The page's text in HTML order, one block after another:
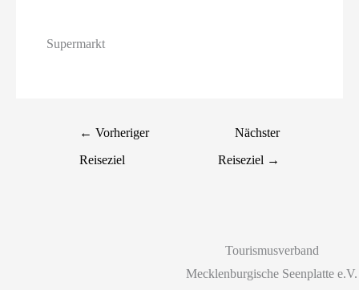
Supermarkt
← Vorheriger
Reiseziel
Nächster
Reiseziel →
Tourismusverband
Mecklenburgische Seenplatte e.V.